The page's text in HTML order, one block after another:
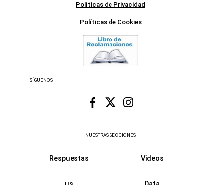
Políticas de Privacidad
Políticas de Cookies
SÍGUENOS
NUESTRAS SECCIONES
Respuestas Videos